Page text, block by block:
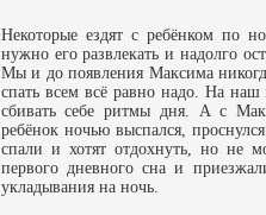
Некоторые ездят с ребёнком по
нужно его развлекать и надолго
Мы и до появления Максима
спать всем всё равно надо. На
сбивать себе ритмы дня. А с
ребёнок ночью выспался,
спали и хотят отдохнуть, но не
первого дневного сна и
укладывания на ночь.